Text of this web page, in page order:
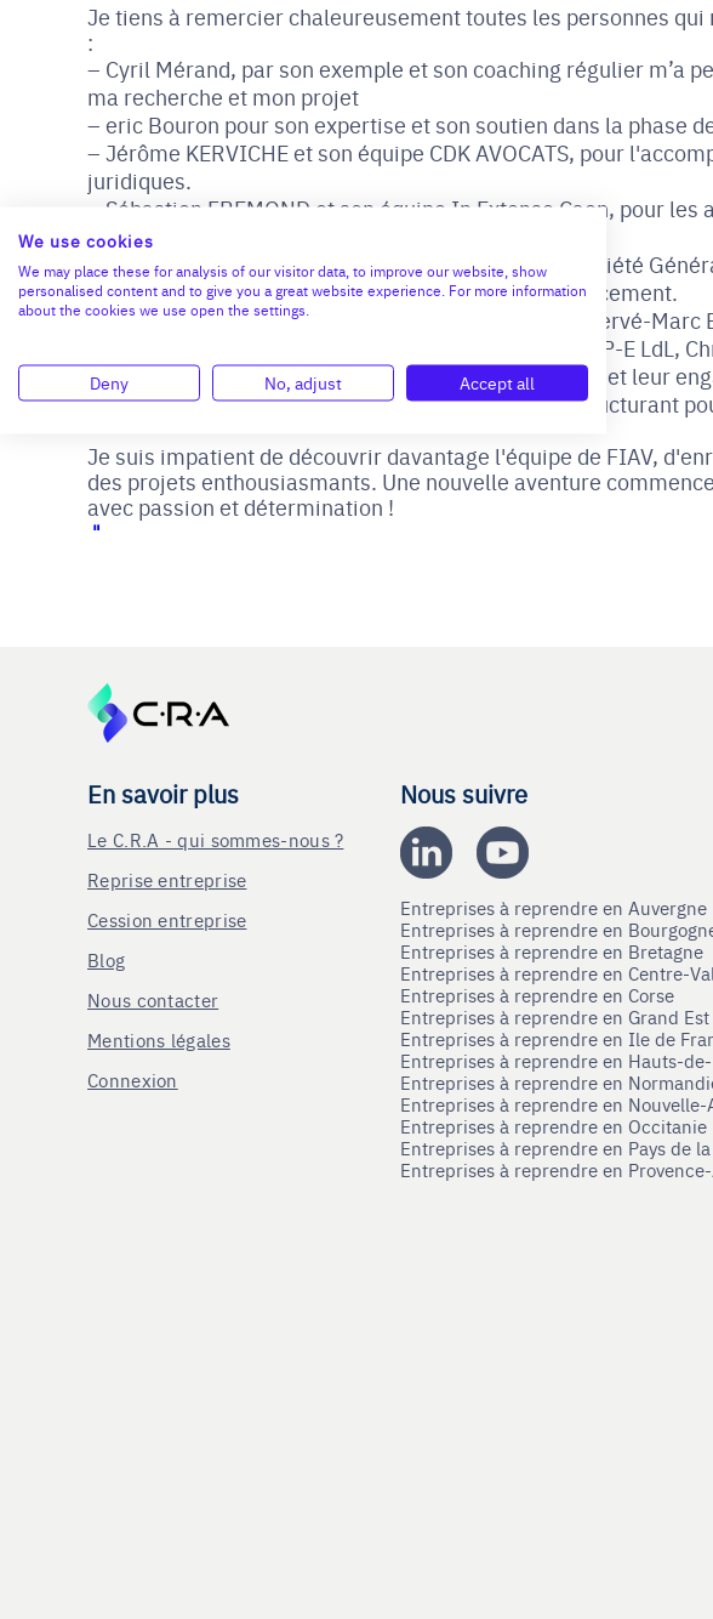
Je tiens à remercier chaleureusement toutes les personnes
:
Cyril Mérand, par son exemple et son coaching régulier m’a
ma recherche et mon projet
eric Bouron pour son expertise et son soutien dans la phase
Jérôme KERVICHE et son équipe CDK AVOCATS, pour
juridiques.
Sébastien FREMOND et son équipe In Extenso Caen, pour
de FIAV dans les missions comptables et paie.
Crédit Agricole Normandie, Adélaïde Billard, et Société
réactivité et leur confiance dans le montage du financement.
Un grand merci également aux Co investisseurs, Hervé-Marc
Pierre-Louis Chaumont, Cyrille Duval et Odile Duval, P-E LdL,
Rougeot, Philippe de La Villardière, pour leur soutien et leur
Anne qui me suit et me supporte dans ce projet structurant
Je suis impatient de découvrir davantage l'équipe de FIAV,
des projets enthousiasmants. Une nouvelle aventure
avec passion et détermination !
"
En savoir plus
Le C.R.A - qui sommes-nous ?
Reprise entreprise
Cession entreprise
Blog
Nous contacter
Mentions légales
Connexion
Nous suivre
Entreprises à reprendre en Auvergne
Entreprises à reprendre en
Entreprises à reprendre en Bretagne
Entreprises à reprendre en Centre-
Entreprises à reprendre en Corse
Entreprises à reprendre en Grand Est
Entreprises à reprendre en Ile de
Entreprises à reprendre en Hauts-
Entreprises à reprendre en
Entreprises à reprendre en
Entreprises à reprendre en Occitanie
Entreprises à reprendre en Pays de
Entreprises à reprendre en
We use cookies
We may place these for analysis of our visitor data, to improve our website, show
personalised content and to give you a great website experience. For more information
about the cookies we use open the settings.
Deny No, adjust Accept all